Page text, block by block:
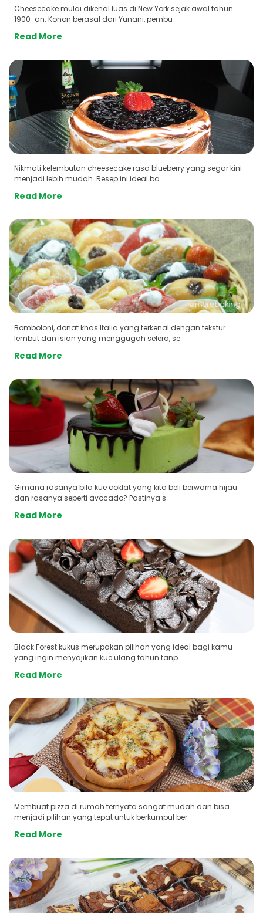
Cheesecake mulai dikenal luas di New York sejak awal tahun
1900-an. Konon berasal dari Yunani, pembu
Read More
Nikmati kelembutan cheesecake rasa blueberry yang segar kini
menjadi lebih mudah. Resep ini ideal ba
Read More
Bomboloni, donat khas Italia yang terkenal dengan tekstur
lembut dan isian yang menggugah selera, se
Read More
Gimana rasanya bila kue coklat yang kita beli berwarna hijau
dan rasanya seperti avocado? Pastinya s
Read More
Black Forest kukus merupakan pilihan yang ideal bagi kamu
yang ingin menyajikan kue ulang tahun tanp
Read More
Membuat pizza di rumah ternyata sangat mudah dan bisa
menjadi pilihan yang tepat untuk berkumpul ber
Read More